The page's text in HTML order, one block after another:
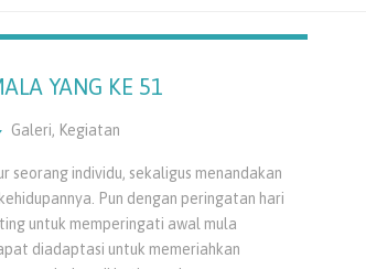
YANG KE 51
Galeri, Kegiatan
seorang individu, sekaligus menandakan
Pun dengan peringatan hari
untuk memperingati awal mula
diadaptasi untuk memeriahkan